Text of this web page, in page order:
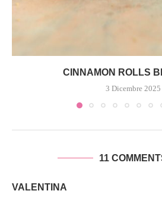
CINNAMON ROLLS
3 Dicembre 2025
11
VALENTINA